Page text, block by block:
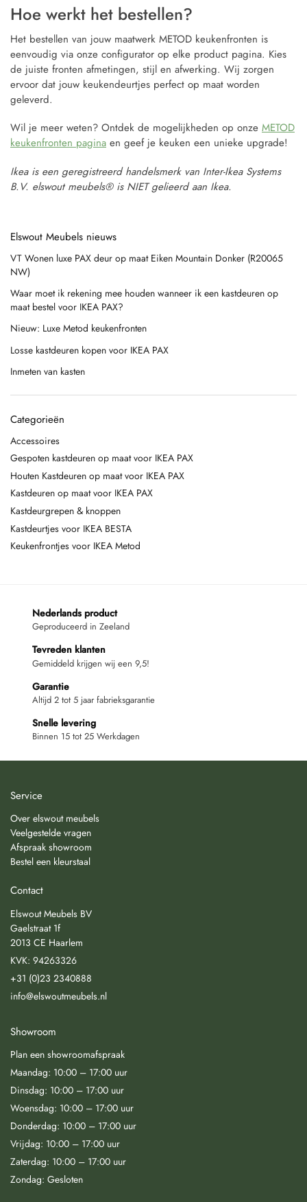
Hoe werkt het bestellen?
Het bestellen van jouw maatwerk METOD keukenfronten is
eenvoudig via onze configurator op elke product pagina. Kies
de juiste fronten afmetingen, stijl en afwerking. Wij zorgen
ervoor dat jouw keukendeurtjes perfect op maat worden
geleverd.
Wil je meer weten? Ontdek de mogelijkheden op onze METOD
keukenfronten pagina en geef je keuken een unieke upgrade!
Ikea is een geregistreerd handelsmerk van Inter-Ikea Systems
B.V. elswout meubels® is NIET gelieerd aan Ikea.
Elswout Meubels nieuws
VT Wonen luxe PAX deur op maat Eiken Mountain Donker (R20065
NW)
Waar moet ik rekening mee houden wanneer ik een kastdeuren op
maat bestel voor IKEA PAX?
Nieuw: Luxe Metod keukenfronten
Losse kastdeuren kopen voor IKEA PAX
Inmeten van kasten
Categorieën
Accessoires
Gespoten kastdeuren op maat voor IKEA PAX
Houten Kastdeuren op maat voor IKEA PAX
Kastdeuren op maat voor IKEA PAX
Kastdeurgrepen & knoppen
Kastdeurtjes voor IKEA BESTA
Keukenfrontjes voor IKEA Metod
Nederlands product
Geproduceerd in Zeeland
Tevreden klanten
Gemiddeld krijgen wij een 9,5!
Garantie
Altijd 2 tot 5 jaar fabrieksgarantie
Snelle levering
Binnen 15 tot 25 Werkdagen
Service
Over elswout meubels
Veelgestelde vragen
Afspraak showroom
Bestel een kleurstaal
Contact
Elswout Meubels BV
Gaelstraat 1f
2013 CE Haarlem
KVK: 94263326
+31 (0)23 2340888
info@elswoutmeubels.nl
Showroom
Plan een showroomafspraak
Maandag: 10:00 – 17:00 uur
Dinsdag: 10:00 – 17:00 uur
Woensdag: 10:00 – 17:00 uur
Donderdag: 10:00 – 17:00 uur
Vrijdag: 10:00 – 17:00 uur
Zaterdag: 10:00 – 17:00 uur
Zondag: Gesloten